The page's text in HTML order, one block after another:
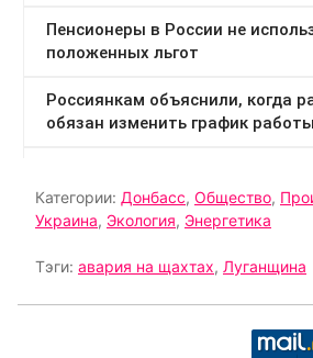
Категории: Донбасс, Общество,
Украина, Экология, Энергетика
Тэги: авария на щахтах, Луганщина